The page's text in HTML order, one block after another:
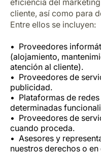
eficiencia del
cliente, así como para
Entre ellos se incluyen:
Proveedores
(alojamiento,
atención al cliente).
Proveedores de
publicidad.
Plataformas de
determinadas
Proveedores de
cuando proceda.
Asesores y
nuestros derechos o